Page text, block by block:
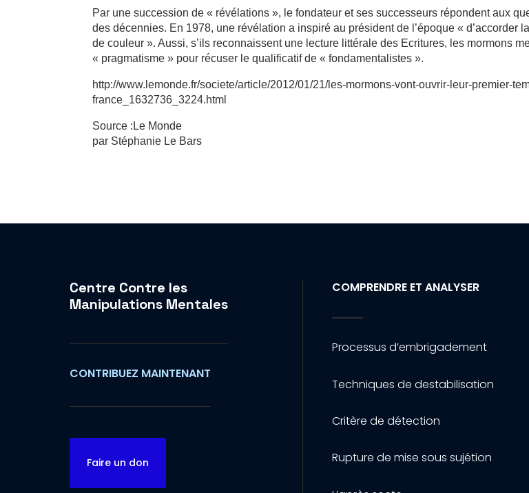
Par une succession de « révélations », le fondateur et ses successeurs répondent aux
des décennies. En 1978, une révélation a inspiré au président de l’époque « d’accorder
de couleur ». Aussi, s’ils reconnaissent une lecture littérale des Ecritures, les mormons
« pragmatisme » pour récuser le qualificatif de « fondamentalistes ».
http://www.lemonde.fr/societe/article/2012/01/21/les-mormons-vont-ouvrir-leur-premier-
france_1632736_3224.html
Source :Le Monde
par Stéphanie Le Bars
Centre Contre les
Manipulations Mentales
CONTRIBUEZ MAINTENANT
Faire un don
COMPRENDRE ET ANALYSER
Processus d’embrigadement
Techniques de destabilisation
Critère de détection
Rupture de mise sous sujétion